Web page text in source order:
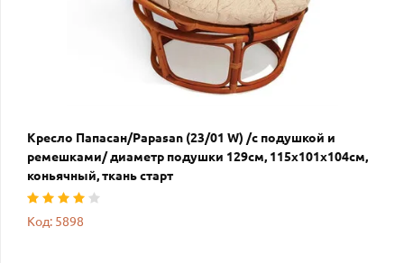
Кресло Папасан/Papasan (23/01 W) /с подушкой и
ремешками/ диаметр подушки 129см, 115х101х104см,
коньячный, ткань старт
Код: 5898